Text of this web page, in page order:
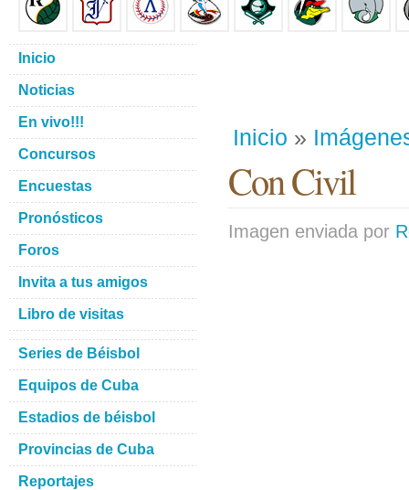
Inicio »
Con Civil
Imagen enviada por
Inicio
Noticias
En vivo!!!
Concursos
Encuestas
Pronósticos
Foros
Invita a tus amigos
Libro de visitas
Series de Béisbol
Equipos de Cuba
Estadios de béisbol
Provincias de Cuba
Reportajes